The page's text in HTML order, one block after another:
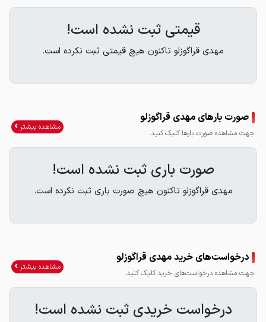
قیمتی ثبت نشده است!
مهدی قراگوزلو تاکنون هیچ قیمتی ثبت نکرده است.
صورت بارهای مهدی قراگوزلو
جهت مشاهده صورت بارها کلیک کنید.
مشاهده بیشتر
صورت باری ثبت نشده است!
مهدی قراگوزلو تاکنون هیچ صورت باری ثبت نکرده است.
درخواست‌های خرید مهدی قراگوزلو
جهت مشاهده درخواست‌های خرید کلیک کنید.
مشاهده بیشتر
درخواست خریدی ثبت نشده است!